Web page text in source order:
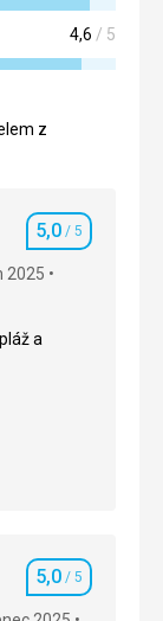
4,6 / 5
z
Hodnocení
5,0 / 5
2025
a
a
5,0/ 5
Hodnocení
5,0 / 5